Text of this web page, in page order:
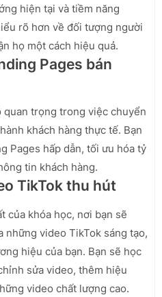
hiện tại và tiềm năng
rõ hơn về đối tượng người
họ một cách hiệu quả.
Pages bán
quan trọng trong việc chuyển
khách hàng thực tế. Bạn
Pages hấp dẫn, tối ưu hóa tỷ
tin khách hàng.
TikTok thu hút
của khóa học, nơi bạn sẽ
những video TikTok sáng tạo,
hiệu của bạn. Bạn sẽ học
sửa video, thêm hiệu
video chất lượng cao.